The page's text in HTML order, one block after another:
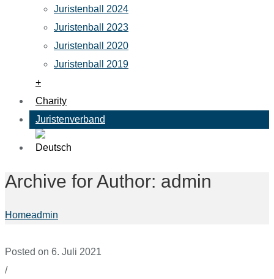
Juristenball 2024
Juristenball 2023
Juristenball 2020
Juristenball 2019
+
Charity
Juristenverband
Archive for Author: admin
Homeadmin
Posted on 6. Juli 2021
/